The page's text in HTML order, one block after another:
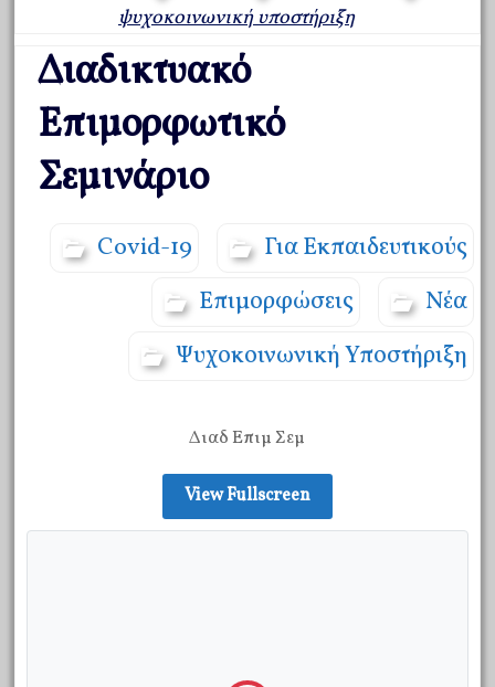
ψυχοκοινωνική υποστήριξη
Διαδικτυακό
Επιμορφωτικό
Σεμινάριο
Covid-19
Για Εκπαιδευτικούς
Επιμορφώσεις
Νέα
Ψυχοκοινωνική Υποστήριξη
Διαδ Επιμ Σεμ
View Fullscreen